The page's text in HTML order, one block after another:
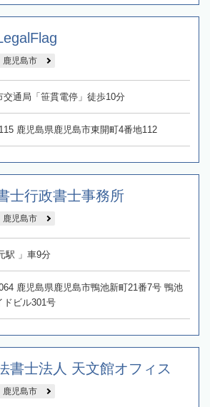
鹿児島市
交通局「笹貫電停」徒歩10分
鹿児島県鹿児島市東開町4番地112
士行政書士事務所
鹿児島市
駅 」車9分
鹿児島県鹿児島市鴨池新町21番7号 鴨池
ドビル301号
書士法人 天文館オフィス
鹿児島市